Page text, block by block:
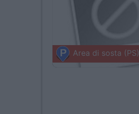
Area di sosta (PS)